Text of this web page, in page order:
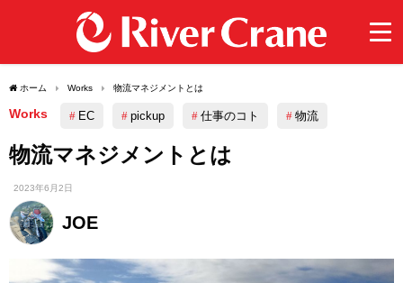
ホーム Works 物流マネジメントとは
Works EC pickup 仕事のコト 物流
物流マネジメントとは
2023年6月2日
JOE